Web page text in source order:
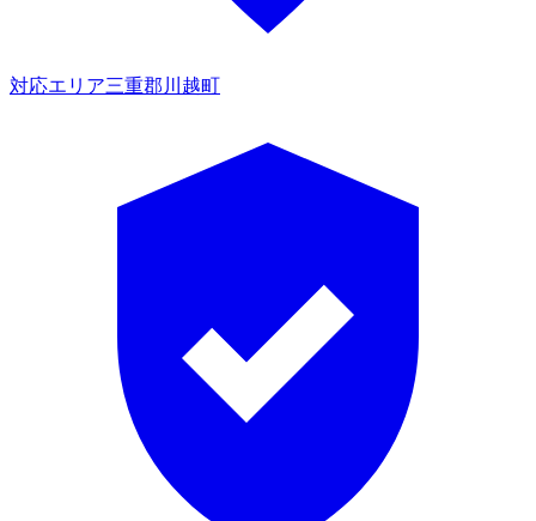
対応エリア三重郡川越町